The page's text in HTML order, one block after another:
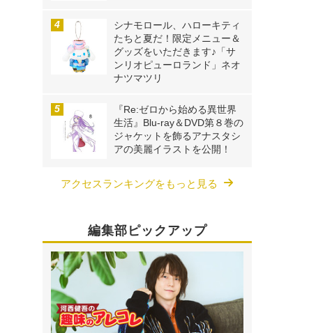
シナモロール、ハローキティ
たちと夏だ！限定メニュー＆
グッズをいただきます♪「サ
ンリオピューロランド」ネオ
ナツマツリ
『Re:ゼロから始める異世界
⽣活』Blu-ray＆DVD第８巻の
ジャケットを飾るアナスタシ
アの美麗イラストを公開！
アクセスランキングをもっと見る
編集部ピックアップ